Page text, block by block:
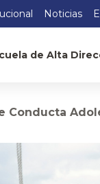
Noticias
de Alta
Conducta